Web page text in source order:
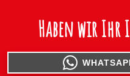
Haben wir Ihr